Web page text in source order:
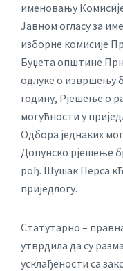
именовању
Јавном огласу за
изборне комисије
Буџета општине
одлуке о извршењу
годину, Рјешење о
могућности у
Одбора једнаких
Допунско рјешење
рођ. Шушак Перса
приједлогу.
Статутарно –
утврдила да су
усклађености са